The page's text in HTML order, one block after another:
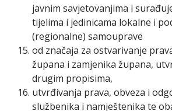
javnim savjetovanjima i
tijelima i jedinicama lokalne i
(regionalne) samouprave
od značaja za ostvarivanje
župana i zamjenika župana,
drugim propisima,
utvrđivanja prava, obveza i
službenika i namještenika te